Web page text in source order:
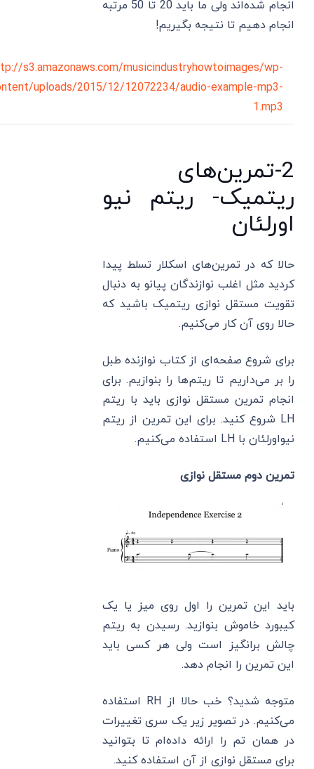
انجام شده‌اند ولی ما باید 20 تا 50 مرتبه
انجام دهیم تا نتیجه بگیریم!
s3.amazonaws.com/musicindustryhowtoimages/wp-
uploads/2015/12/12072234/audio-example-mp3-
1.mp3
2-تمرین‌های
ریتمیک- ریتم نیو
اورلئان
حالا که در تمرین‌های اسکلار تسلط پیدا
کردید مثل اغلب نوازندگان پیانو به دنبال
تقویت مستقل نوازی ریتمیک باشید که
حالا روی آن کار می‌کنیم.
برای شروع صفحه‌ای از کتاب نوازنده طبل
را بر می‌داریم تا ریتم‌ها را بنوازیم. برای
انجام تمرین مستقل نوازی باید با ریتم
LH شروع کنید. برای این تمرین از ریتم
نیواورلئان با LH استفاده می‌کنیم.
تمرین دوم مستقل نوازی
باید این تمرین را اول روی میز یا یک
کیبورد خاموش بنوازید. رسیدن به ریتم
چالش برانگیز است ولی هر کسی باید
این تمرین را انجام دهد.
متوجه شدید؟ خب حالا از RH استفاده
می‌کنیم. در تصویر زیر یک سری تغییرات
در همان تم را ارائه داده‌ام تا بتوانید
برای مستقل نوازی از آن استفاده کنید.